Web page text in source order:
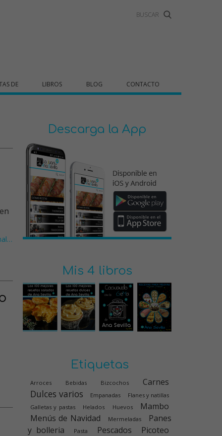
DE LIBROS BLOG CONTACTO
…
Descarga la App
Mis 4 libros
Etiquetas
Arroces Bebidas Bizcochos Carnes
Dulces varios Empanadas
Flanes y natillas
Galletas y pastas
Helados Huevos
Mambo
Menús de Navidad
Mermeladas
Panes
y bolleria
Pasta Pescados Picoteo